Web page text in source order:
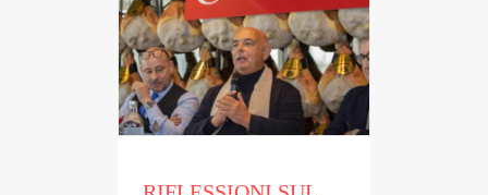
SOSTENIBILITA’
I MONDI GALLONI
NEWS & PRESS